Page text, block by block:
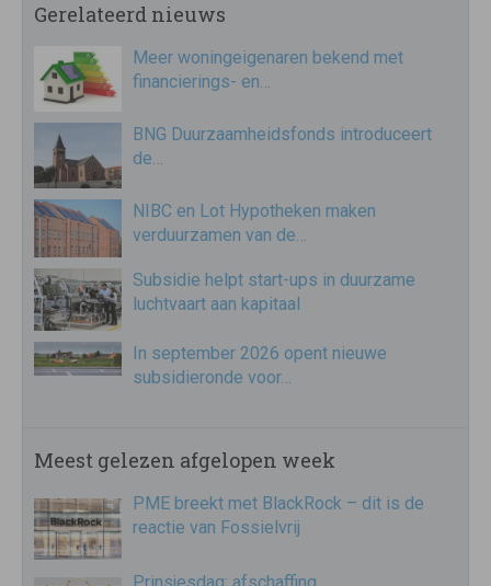
Gerelateerd nieuws
Meer woningeigenaren bekend met
financierings- en…
BNG Duurzaamheidsfonds introduceert
de…
NIBC en Lot Hypotheken maken
verduurzamen van de…
Subsidie helpt start-ups in duurzame
luchtvaart aan kapitaal
In september 2026 opent nieuwe
subsidieronde voor…
Meest gelezen afgelopen week
PME breekt met BlackRock – dit is de
reactie van Fossielvrij